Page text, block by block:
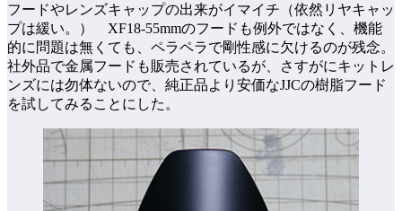
フードやレンズキャップの出来がイマイチ（依然リヤキャッ
プは緩い。） XF18-55mmのフードも例外ではなく、機能
的に問題は無くても、ペラペラで剛性感に欠けるのが残念。
社外品で金属フードも販売されているが、さすがにキットレ
ンズには勿体ないので、純正品より安価なJJCの樹脂フード
を試してみることにした。